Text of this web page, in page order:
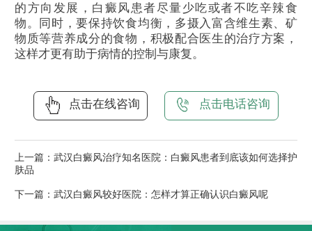
的方向发展，白癜风患者尽量少吃或者不吃辛辣食
物。同时，要保持饮食均衡，多摄入富含维生素、矿
物质等营养成分的食物，积极配合医生的治疗方案，
这样才更有助于病情的控制与康复。
点击在线咨询 点击电话咨询
上一篇： 武汉白癜风治疗知名医院：白癜风患者到底该如何选择护
肤品
下一篇： 武汉白癜风较好医院：怎样才算正确认识白癜风呢